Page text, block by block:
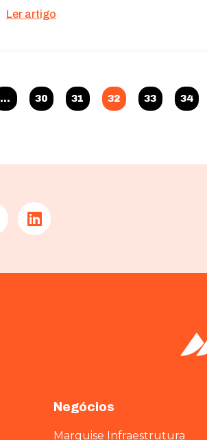
Ler artigo
… 30 31 32 33 34
Negócios
Marquise Infraestrutura